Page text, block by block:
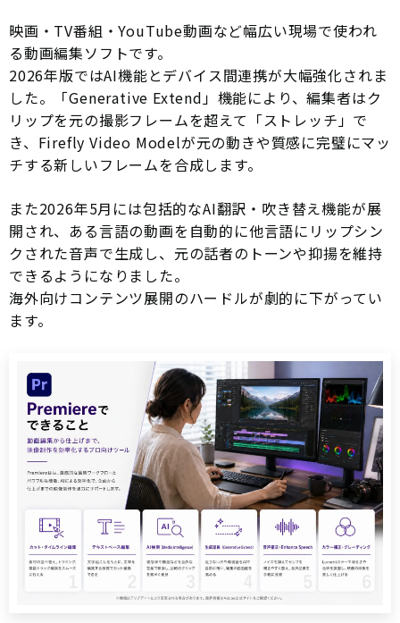
映画・TV番組・YouTube動画など幅広い現場で使われ
る動画編集ソフトです。
2026年版ではAI機能とデバイス間連携が大幅強化されま
した。「Generative Extend」機能により、編集者はク
リップを元の撮影フレームを超えて「ストレッチ」で
き、Firefly Video Modelが元の動きや質感に完璧にマッ
チする新しいフレームを合成します。
また2026年5月には包括的なAI翻訳・吹き替え機能が展
開され、ある言語の動画を自動的に他言語にリップシン
クされた音声で生成し、元の話者のトーンや抑揚を維持
できるようになりました。
海外向けコンテンツ展開のハードルが劇的に下がってい
ます。